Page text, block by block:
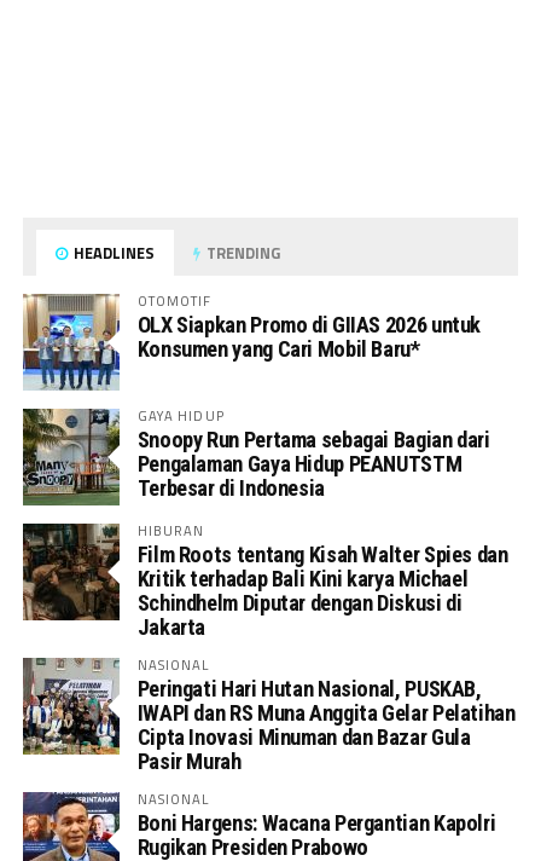
HEADLINES TRENDING
OTOMOTIF
OLX Siapkan Promo di GIIAS 2026 untuk
Konsumen yang Cari Mobil Baru*
GAYA HIDUP
Snoopy Run Pertama sebagai Bagian dari
Pengalaman Gaya Hidup PEANUTSTM
Terbesar di Indonesia
HIBURAN
Film Roots tentang Kisah Walter Spies dan
Kritik terhadap Bali Kini karya Michael
Schindhelm Diputar dengan Diskusi di
Jakarta
NASIONAL
Peringati Hari Hutan Nasional, PUSKAB,
IWAPI dan RS Muna Anggita Gelar Pelatihan
Cipta Inovasi Minuman dan Bazar Gula
Pasir Murah
NASIONAL
Boni Hargens: Wacana Pergantian Kapolri
Rugikan Presiden Prabowo